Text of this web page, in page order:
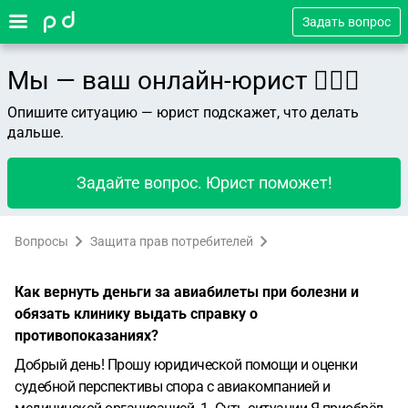
Задать вопрос
Мы — ваш онлайн-юрист 👨🏻‍⚖️
Опишите ситуацию — юрист подскажет, что делать
дальше.
Задайте вопрос. Юрист поможет!
Вопросы Защита прав потребителей
Как вернуть деньги за авиабилеты при болезни и
обязать клинику выдать справку о
противопоказаниях?
Добрый день! Прошу юридической помощи и оценки
судебной перспективы спора с авиакомпанией и